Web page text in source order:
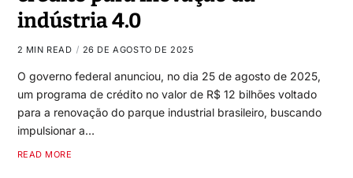
indústria 4.0
2 MIN READ 26 DE AGOSTO DE 2025
O governo federal anunciou, no dia 25 de agosto de 2025,
um programa de crédito no valor de R$ 12 bilhões voltado
para a renovação do parque industrial brasileiro, buscando
impulsionar a…
READ MORE